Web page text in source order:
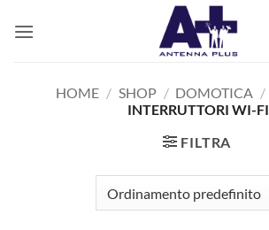
HOME / SHOP / DOMOTICA /
INTERRUTTORI WI-FI
FILTRA